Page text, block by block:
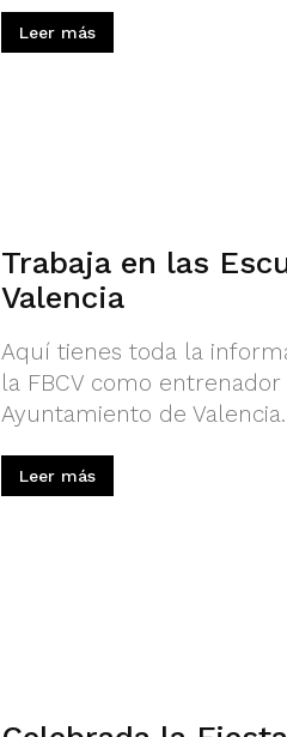
Leer más
Trabaja en las
Valencia
Aquí tienes toda la
la FBCV como
Ayuntamiento de Valencia.
Leer más